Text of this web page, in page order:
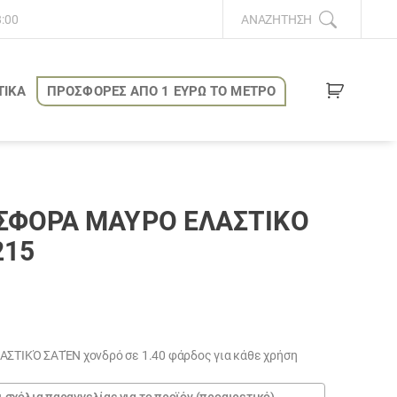
ΑΝΑΖΉΤΗΣΗ
ΠΡΟΣΦΟΡΕΣ ΑΠΟ 1 ΕΥΡΩ ΤΟ ΜΕΤΡΟ
ΜΑΎΡΟ ΕΛΑΣΤΙΚΌ
ΣΑΤΈΝ χονδρό σε 1.40 φάρδος για κάθε χρήση